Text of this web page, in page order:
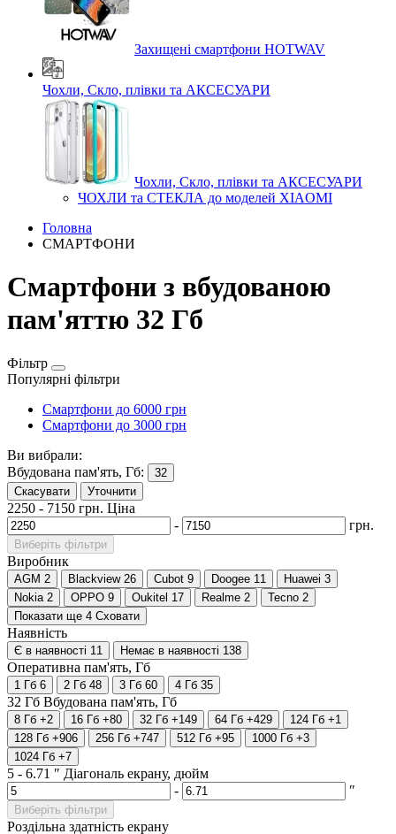
Захищені смартфони HOTWAV
Чохли, Скло, плівки та АКСЕСУАРИ
Чохли, Скло, плівки та АКСЕСУАРИ
ЧОХЛИ та СТЕКЛА до моделей XIAOMI
Головна
СМАРТФОНИ
Смартфони з вбудованою
пам'яттю 32 Гб
Фільтр
Популярні фільтри
Смартфони до 6000 грн
Смартфони до 3000 грн
Ви вибрали:
Вбудована пам'ять, Гб:
32
Скасувати
Уточнити
2250 - 7150 грн. Ціна
-
грн.
Виберіть фільтри
Виробник
AGM 2 Blackview 26 Cubot 9 Doogee 11 Huawei 3
Nokia 2 OPPO 9 Oukitel 17 Realme 2 Tecno 2
Показати ще 4 Сховати
Наявність
Є в наявності 11 Немає в наявності 138
Оперативна пам'ять, Гб
1 Гб 6 2 Гб 48 3 Гб 60 4 Гб 35
32 Гб Вбудована пам'ять, Гб
8 Гб +2 16 Гб +80 32 Гб +149 64 Гб +429 124 Гб +1
128 Гб +906 256 Гб +747 512 Гб +95 1000 Гб +3
1024 Гб +7
5 - 6.71 ″ Діагональ екрану, дюйм
-
″
Виберіть фільтри
Роздільна здатність екрану